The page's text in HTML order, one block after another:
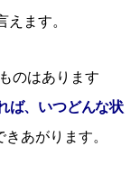
ます。
のはあります
ば、いつどんな状
きあがります。